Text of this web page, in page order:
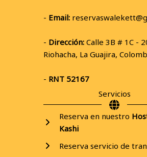
- Email:
- Dirección: Calle 3B # 1C -
Riohacha, La Guajira,
- RNT 52167
Servicios
Reserva en nuestro
Kashi
Reserva servicio de